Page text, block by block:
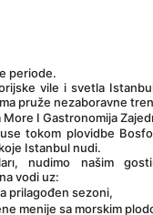
periode.
vile i svetla
pruže nezaboravne
I Gastronomija
tokom plovidbe
Istanbul nudi.
nudimo našim
vodi uz:
prilagođen sezoni,
menije sa morskim